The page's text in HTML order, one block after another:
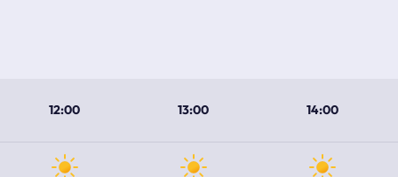
12:00 13:00 14:00